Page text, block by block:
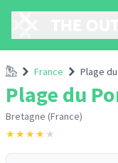
Accueil
France Plage
Plage du
Bretagne (France)
★★★★ ★